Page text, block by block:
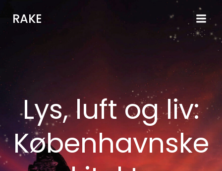
RAKE
Lys, luft og liv:
Københavnske